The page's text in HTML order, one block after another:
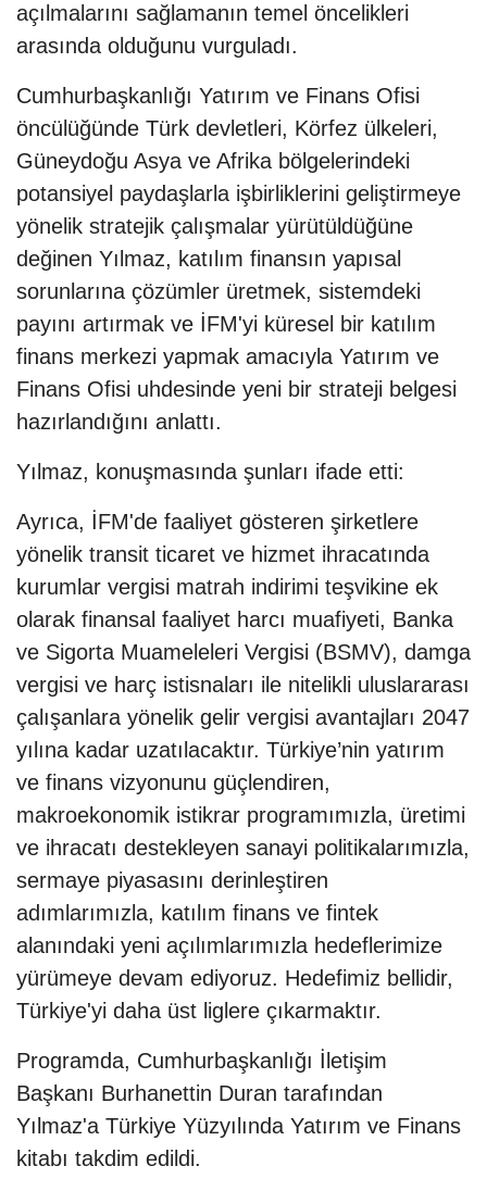
açılmalarını sağlamanın temel öncelikleri
arasında olduğunu vurguladı.
Cumhurbaşkanlığı Yatırım ve Finans Ofisi
öncülüğünde Türk devletleri, Körfez ülkeleri,
Güneydoğu Asya ve Afrika bölgelerindeki
potansiyel paydaşlarla işbirliklerini geliştirmeye
yönelik stratejik çalışmalar yürütüldüğüne
değinen Yılmaz, katılım finansın yapısal
sorunlarına çözümler üretmek, sistemdeki
payını artırmak ve İFM'yi küresel bir katılım
finans merkezi yapmak amacıyla Yatırım ve
Finans Ofisi uhdesinde yeni bir strateji belgesi
hazırlandığını anlattı.
Yılmaz, konuşmasında şunları ifade etti:
Ayrıca, İFM'de faaliyet gösteren şirketlere
yönelik transit ticaret ve hizmet ihracatında
kurumlar vergisi matrah indirimi teşvikine ek
olarak finansal faaliyet harcı muafiyeti, Banka
ve Sigorta Muameleleri Vergisi (BSMV), damga
vergisi ve harç istisnaları ile nitelikli uluslararası
çalışanlara yönelik gelir vergisi avantajları 2047
yılına kadar uzatılacaktır. Türkiye’nin yatırım
ve finans vizyonunu güçlendiren,
makroekonomik istikrar programımızla, üretimi
ve ihracatı destekleyen sanayi politikalarımızla,
sermaye piyasasını derinleştiren
adımlarımızla, katılım finans ve fintek
alanındaki yeni açılımlarımızla hedeflerimize
yürümeye devam ediyoruz. Hedefimiz bellidir,
Türkiye'yi daha üst liglere çıkarmaktır.
Programda, Cumhurbaşkanlığı İletişim
Başkanı Burhanettin Duran tarafından
Yılmaz'a Türkiye Yüzyılında Yatırım ve Finans
kitabı takdim edildi.